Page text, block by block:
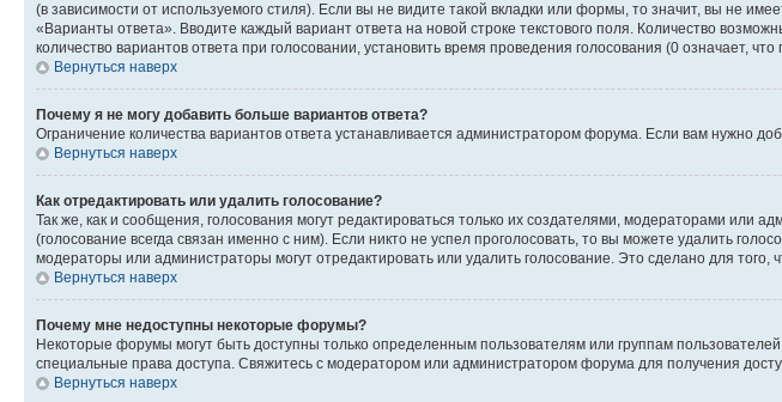
(в зависимости от используемого стиля). Если вы не видите такой вкладки или формы, то значит, вы не
«Варианты ответа». Вводите каждый вариант ответа на новой строке текстового поля. Количество
количество вариантов ответа при голосовании, установить время проведения голосования (0 означает,
Вернуться наверх
Почему я не могу добавить больше вариантов ответа?
Ограничение количества вариантов ответа устанавливается администратором форума. Если вам нужно
Вернуться наверх
Как отредактировать или удалить голосование?
Так же, как и сообщения, голосования могут редактироваться только их создателями, модераторами или
(голосование всегда связан именно с ним). Если никто не успел проголосовать, то вы можете удалить
модераторы или администраторы могут отредактировать или удалить голосование. Это сделано для
Вернуться наверх
Почему мне недоступны некоторые форумы?
Некоторые форумы могут быть доступны только определенным пользователям или группам
специальные права доступа. Свяжитесь с модератором или администратором форума для получения
Вернуться наверх